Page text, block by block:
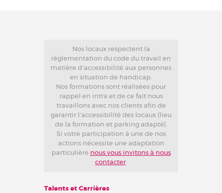
Nos locaux respectent la
règlementation du code du travail en
matière d'accessibilité aux personnes
en situation de handicap.
Nos formations sont réalisées pour
rappel en intra et de ce fait nous
travaillons avec nos clients afin de
garantir l'accessibilité des locaux (lieu
de la formation et parking adapté).
Si votre participation à une de nos
actions nécessite une adaptation
particulière nous vous invitons à nous
contacter.
Talents et Carrières